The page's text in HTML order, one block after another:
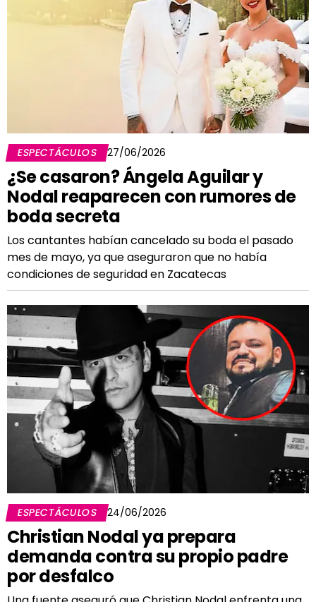
ESPECTÁCULOS 27/06/2026
¿Se casaron? Ángela Aguilar y
Nodal reaparecen con rumores de
boda secreta
Los cantantes habían cancelado su boda el pasado
mes de mayo, ya que aseguraron que no había
condiciones de seguridad en Zacatecas
ESPECTÁCULOS 24/06/2026
Christian Nodal ya prepara
demanda contra su propio padre
por desfalco